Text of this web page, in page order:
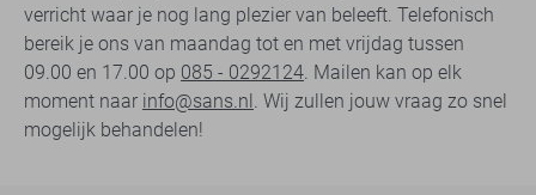
verricht waar je nog lang plezier van beleeft. Telefonisch
bereik je ons van maandag tot en met vrijdag tussen
09.00 en 17.00 op 085 - 0292124. Mailen kan op elk
moment naar info@sans.nl. Wij zullen jouw vraag zo snel
mogelijk behandelen!